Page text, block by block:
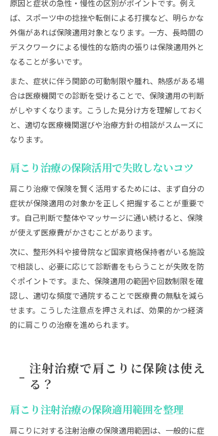
原因と症状の急性・慢性の区別がポイントです。例え
ば、スポーツ中の捻挫や転倒による打撲など、明らかな
外傷があれば保険適用対象となります。一方、長時間の
デスクワークによる慢性的な筋肉の張りは保険適用外と
なることが多いです。
また、症状に伴う関節の可動制限や腫れ、熱感がある場
合は医療機関での診断を受けることで、保険適用の判断
がしやすくなります。こうした見分け方を理解しておく
と、適切な医療機関選びや治療方針の相談がスムーズに
なります。
肩こり治療の保険活用で失敗しないコツ
肩こり治療で保険を賢く活用するためには、まず自分の
症状が保険適用の対象かを正しく把握することが重要で
す。自己判断で整体やマッサージに通い続けると、保険
が使えず医療費がかさむことがあります。
次に、整形外科や接骨院など国家資格保持者がいる施設
で相談し、必要に応じて診断書をもらうことが失敗を防
ぐポイントです。また、保険適用の範囲や回数制限を確
認し、適切な頻度で通院することで医療費の無駄を減ら
せます。こうした注意点を押さえれば、効果的かつ経済
的に肩こりの治療を進められます。
注射治療で肩こりに保険は使え
る？
肩こり注射治療の保険適用範囲を整理
肩こりに対する注射治療の保険適用範囲は、一般的に症